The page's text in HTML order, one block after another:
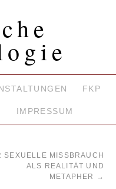
FKP
IMPRESSUM
SEXUELLE MISSBRAUCH A
LS REALITÄT UND M
ETAPHER
→